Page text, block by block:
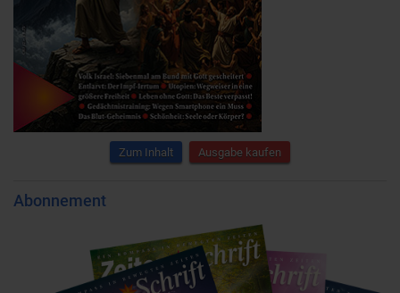
Zum Inhalt Ausgabe kaufen
Abonnement